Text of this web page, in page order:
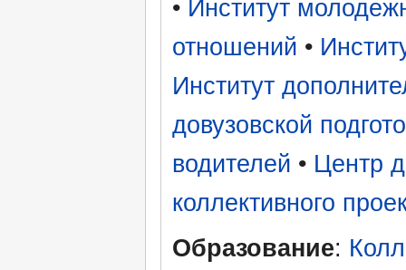
• Институт
отношений •
Институт
довузовской
водителей • Центр
коллективного
Образование: